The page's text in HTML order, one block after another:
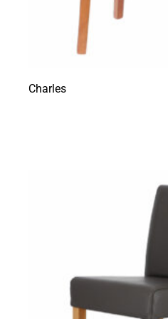
Charles